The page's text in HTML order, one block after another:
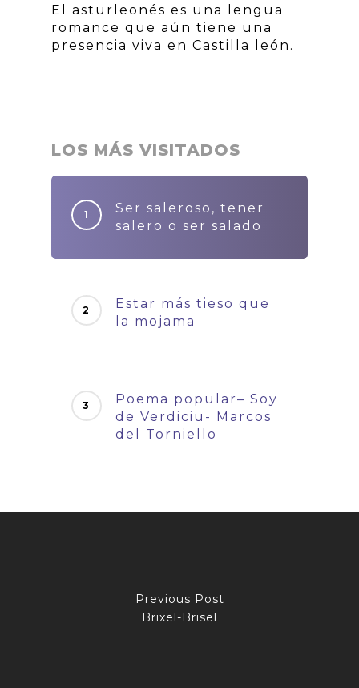
El asturleonés es una lengua
romance que aún tiene una
presencia viva en Castilla león.
LOS MÁS VISITADOS
Ser saleroso, tener
salero o ser salado
Estar más tieso que
la mojama
Poema popular– Soy
de Verdiciu- Marcos
del Torniello
Previous Post
Brixel-Brisel